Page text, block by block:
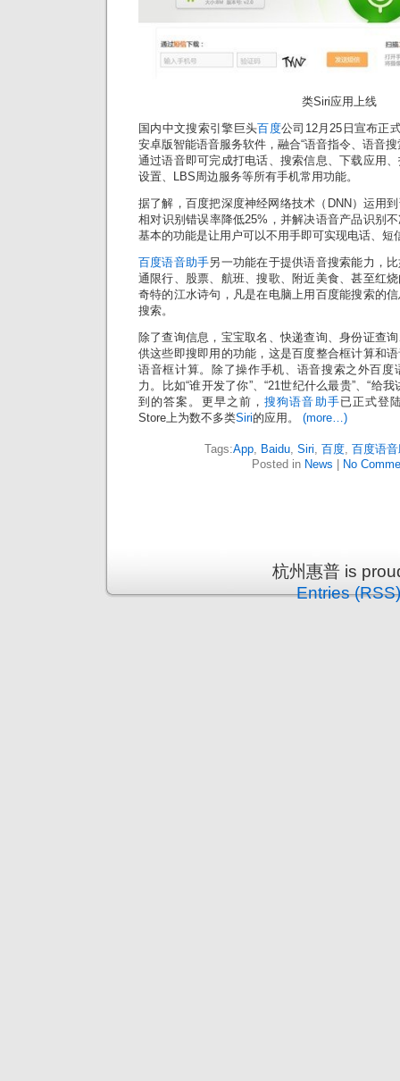
类Siri应用上线
国内中文搜索引擎巨头百度公司12月25日宣布正
安卓版智能语音服务软件，融合“语音指令、语音
通过语音即可完成打电话、搜索信息、下载应用
设置、LBS周边服务等所有手机常用功能。
据了解，百度把深度神经网络技术（DNN）运用
相对识别错误率降低25%，并解决语音产品识别
基本的功能是让用户可以不用手即可实现电话、短
百度语音助手另一功能在于提供语音搜索能力，
通限行、股票、航班、搜歌、附近美食、甚至红
奇特的江水诗句，凡是在电脑上用百度能搜索的
搜索。
除了查询信息，宝宝取名、快递查询、身份证查
供这些即搜即用的功能，这是百度整合框计算和
语音框计算。除了操作手机、语音搜索之外百度
力。比如“谁开发了你”、“21世纪什么最贵”、“给
到的答案。更早之前，搜狗语音助手已正式登
Store上为数不多类Siri的应用。 (more…)
Tags:App, Baidu, Siri 百度, 百度语
Posted in News No
杭州惠普 is
Entries (RSS)